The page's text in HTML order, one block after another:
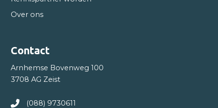
Over ons
Contact
Arnhemse Bovenweg 100
3708 AG Zeist
(088) 9730611